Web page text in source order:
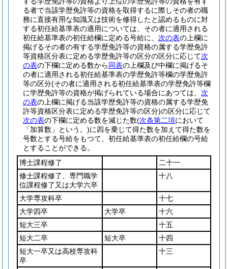
る者で当該学歴免許等の資格を取得するに際しその者の職
務に直接有用な知識又は技術を修得したと認めるものに対
する初任給基準表の適用については、その者に適用される
初任給基準表の初任給欄に定める号給に、 次の表の上欄に
掲げるその者の有する学歴免許等の資格の属する学歴免許
等資格区分表に定める学歴免許等の区分の区分に応じて次
の表の下欄に定める数から同表の上欄及び中欄に掲げるそ
の者に適用される初任給基準表の学歴免許等欄の学歴免許
等の区分(その者に適用される初任給基準表の学歴免許等欄
に学歴免許等の資格が掲げられている場合にあつては、 次
の表の上欄に掲げる当該学歴免許等の資格の属する学歴免
許等資格区分表に定める学歴免許等の区分)の区分に応じて
次の表の下欄に定める数を減じた数(次条第二項において
「加算数」という。)に四を乗じて得た数を加えて得た数を
号数とする号給をもつて、初任給基準表の初任給欄の号給
とすることができる。
博士課程修了
二十一
修士課程修了、専門職学
位課程修了又は大学六卒
十八
大学専攻科卒
十七
大学四卒
大学卒
十六
短大三卒
十五
短大二卒
短大卒
十四
短大一卒又は高校専攻科
卒
十三